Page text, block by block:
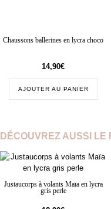
Chaussons ballerines en lycra choco
14,90€
AJOUTER AU PANIER
DÉCOUVREZ AUSSI LE
Justaucorps à volants Maïa en lycra
gris perle